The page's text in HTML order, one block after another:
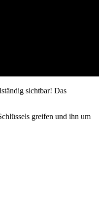
sichtbar! Das
greifen und ihn um